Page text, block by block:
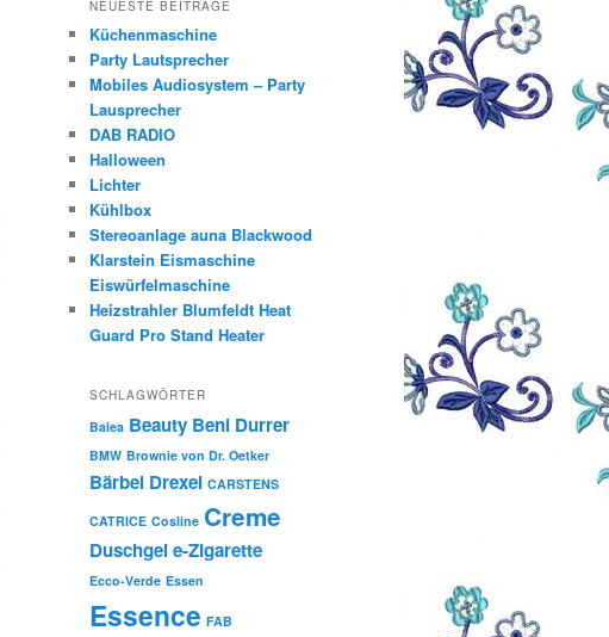
NEUESTE BEITRÄGE
Küchenmaschine
Party Lautsprecher
Mobiles Audiosystem – Party
Lausprecher
DAB RADIO
Halloween
Lichter
Kühlbox
Stereoanlage auna Blackwood
Klarstein Eismaschine
Eiswürfelmaschine
Heizstrahler Blumfeldt Heat
Guard Pro Stand Heater
SCHLAGWÖRTER
Balea Beauty Beni Durrer
BMW Brownie von Dr. Oetker
Bärbel Drexel CARSTENS
CATRICE Cosline Creme
Duschgele-Zigarette
Ecco-Verde Essen
Essence FAB